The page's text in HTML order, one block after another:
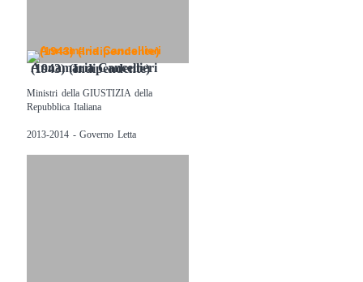
Annamaria Cancellieri (1943) (Indipendente)
Ministri della GIUSTIZIA della
Repubblica Italiana
2013-2014 - Governo Letta